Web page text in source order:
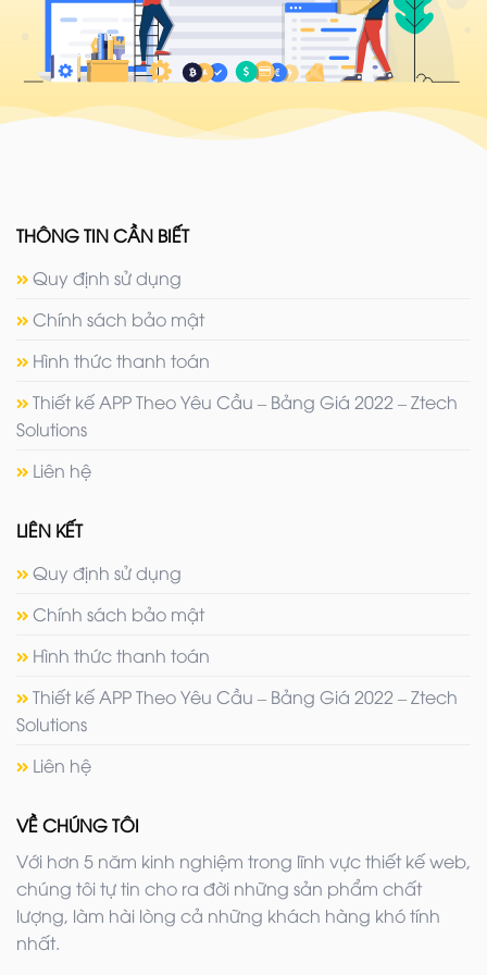
THÔNG TIN CẦN BIẾT
Quy định sử dụng
Chính sách bảo mật
Hình thức thanh toán
Thiết kế APP Theo Yêu Cầu – Bảng Giá 2022 – Ztech
Solutions
Liên hệ
LIÊN KẾT
Quy định sử dụng
Chính sách bảo mật
Hình thức thanh toán
Thiết kế APP Theo Yêu Cầu – Bảng Giá 2022 – Ztech
Solutions
Liên hệ
VỀ CHÚNG TÔI
Với hơn 5 năm kinh nghiệm trong lĩnh vực thiết kế web,
chúng tôi tự tin cho ra đời những sản phẩm chất
lượng, làm hài lòng cả những khách hàng khó tính
nhất.